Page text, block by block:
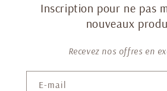
Inscription pour ne pas
nouveaux
Recevez nos offres en
E-mail